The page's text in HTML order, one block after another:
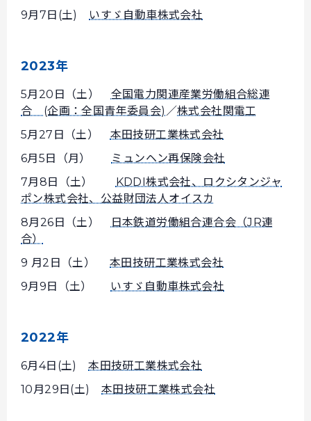
9月7日(土) いすゞ自動車株式会社
2023年
5月20日（土） 全国電力関連産業労働組合総連
合 (企画：全国青年委員会) ／株式会社関電工
5月27日（土） 本田技研工業株式会社
6月5日（月） ミュンヘン再保険会社
7月8日（土） KDDI株式会社、ロクシタンジャ
ポン株式会社、公益財団法人オイスカ
8月26日（土）
日本鉄道労働組合連合会（JR連
合）
9 月2日（土） 本田技研工業株式会社
9月9日（土） いすゞ自動車株式会社
2022年
6月4日(土)本田技研工業株式会社
10月29日(土) 本田技研工業株式会社